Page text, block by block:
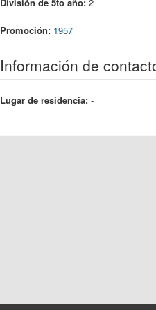
Promoción: 1957
Información de
Lugar de residencia: -